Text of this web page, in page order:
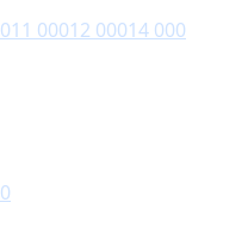
11 00012 00014 000